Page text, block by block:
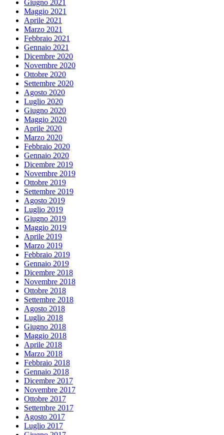
Giugno 2021
Maggio 2021
Aprile 2021
Marzo 2021
Febbraio 2021
Gennaio 2021
Dicembre 2020
Novembre 2020
Ottobre 2020
Settembre 2020
Agosto 2020
Luglio 2020
Giugno 2020
Maggio 2020
Aprile 2020
Marzo 2020
Febbraio 2020
Gennaio 2020
Dicembre 2019
Novembre 2019
Ottobre 2019
Settembre 2019
Agosto 2019
Luglio 2019
Giugno 2019
Maggio 2019
Aprile 2019
Marzo 2019
Febbraio 2019
Gennaio 2019
Dicembre 2018
Novembre 2018
Ottobre 2018
Settembre 2018
Agosto 2018
Luglio 2018
Giugno 2018
Maggio 2018
Aprile 2018
Marzo 2018
Febbraio 2018
Gennaio 2018
Dicembre 2017
Novembre 2017
Ottobre 2017
Settembre 2017
Agosto 2017
Luglio 2017